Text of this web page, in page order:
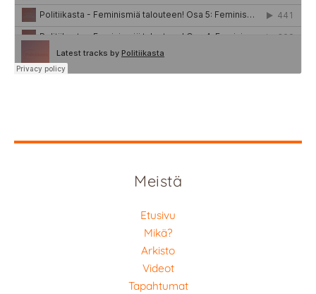
Meistä
Etusivu
Mikä?
Arkisto
Videot
Tapahtumat